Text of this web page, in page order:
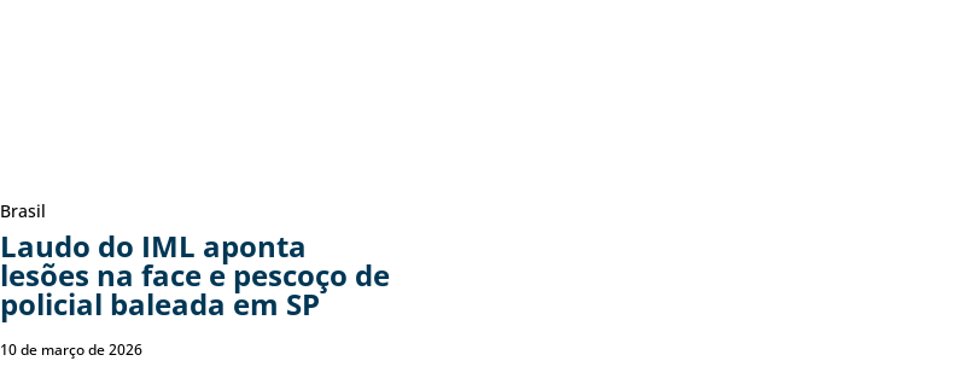
Brasil
Laudo do IML aponta
lesões na face e pescoço de
policial baleada em SP
10 de março de 2026